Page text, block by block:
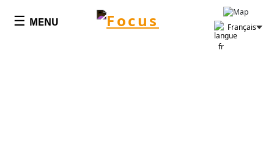
☰ MENU Français
Panneau de gestion des cookies